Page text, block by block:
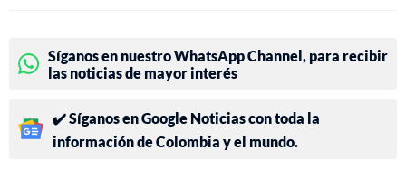
Síganos en nuestro WhatsApp Channel, para recibir
las noticias de mayor interés
✔️ Síganos en Google Noticias con toda la
información de Colombia y el mundo.